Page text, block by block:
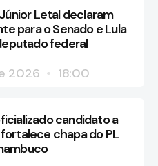
Letal declaram
para o Senado e Lula
federal
2026
18:00
candidato a
chapa do PL